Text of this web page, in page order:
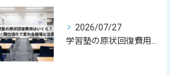
2026/07/27